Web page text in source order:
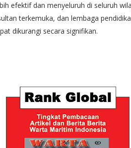
efektif dan menyeluruh di seluruh
terkemuka, dan lembaga
dikurangi secara signifikan.